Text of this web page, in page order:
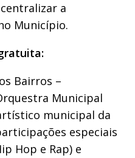
a
Município.
Bairros –
Municipal
municipal da
especiais
Hop e Rap) e